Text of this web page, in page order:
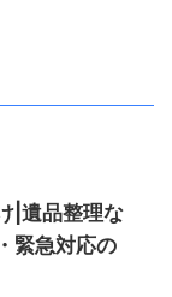
|遺品整理な
緊急対応の